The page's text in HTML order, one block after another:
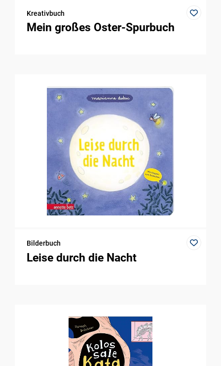
Kreativbuch
Mein großes Oster-Spurbuch
Bilderbuch
Leise durch die Nacht